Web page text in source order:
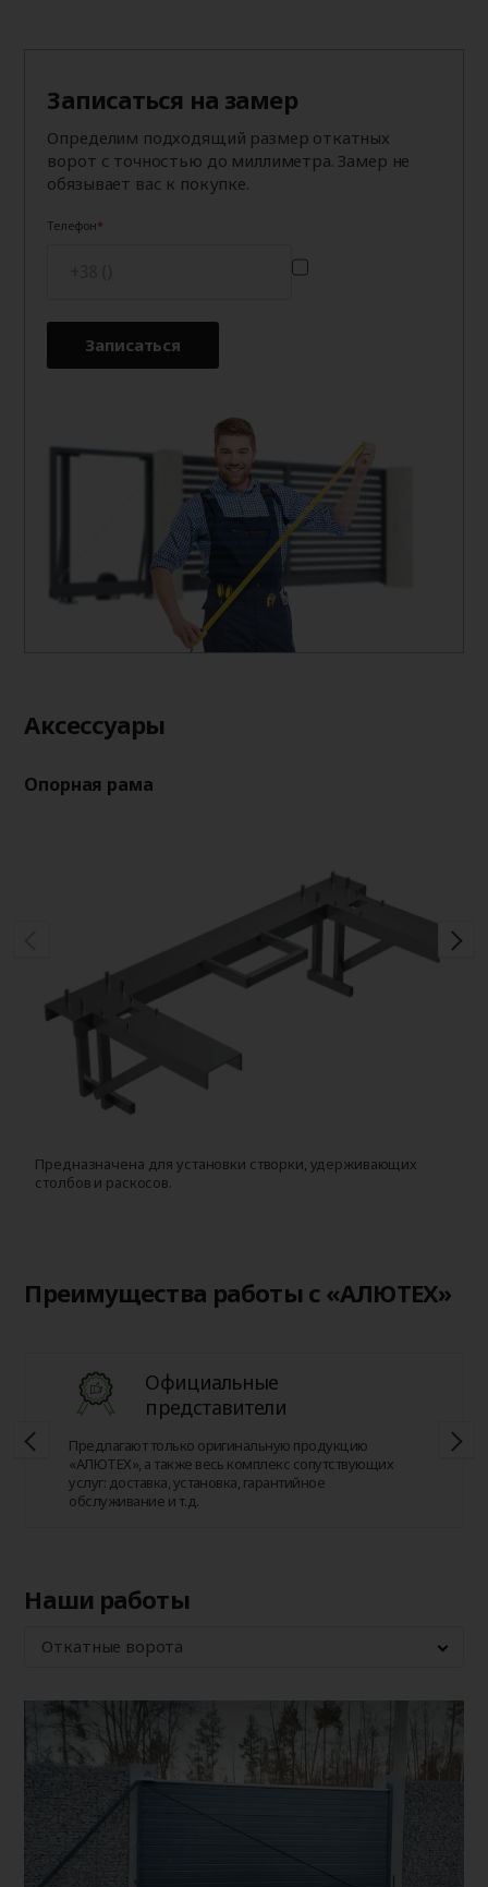
Записаться на замер
Определим подходящий размер откатных
ворот с точностью до миллиметра. Замер не
обязывает вас к покупке.
Телефон
Записаться
Aксессуары
Опорная рама
Предназначена для установки створки, удерживающих
столбов и раскосов.
Преимущества работы с «АЛЮТЕХ»
Официальные
представители
Предлагают только оригинальную продукцию
«АЛЮТЕХ», а также весь комплекс сопутствующих
услуг: доставка, установка, гарантийное
обслуживание и т.д.
Наши работы
Откатные ворота